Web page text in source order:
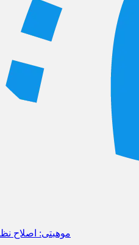
موهبتی: اصلاح